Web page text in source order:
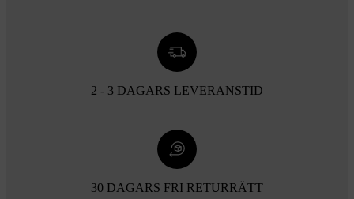
2 - 3 DAGARS LEVERANSTID
30 DAGARS FRI RETURRÄTT